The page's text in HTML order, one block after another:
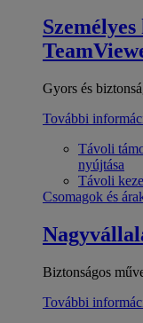
Gyors és
További
Távoli
nyújtása
Távoli
Csomagok és
Biztonságos
További